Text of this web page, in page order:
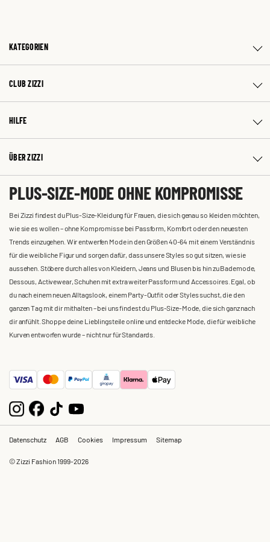
KATEGORIEN
CLUB ZIZZI
HILFE
ÜBER ZIZZI
PLUS-SIZE-MODE OHNE KOMPROMISSE
Bei Zizzi findest du Plus-Size-Kleidung für Frauen, die sich genau so kleiden möchten,
wie sie es wollen – ohne Kompromisse bei Passform, Komfort oder den neuesten
Trends einzugehen. Wir entwerfen Mode in den Größen 40-64 mit einem Verständnis
für die weibliche Figur und sorgen dafür, dass unsere Styles so gut sitzen, wie sie
aussehen. Stöbere durch alles von Kleidern, Jeans und Blusen bis hin zu Bademode,
Dessous, Activewear, Schuhen mit extra weiter Passform und Accessoires. Egal, ob
du nach einem neuen Alltagslook, einem Party-Outfit oder Styles suchst, die den
ganzen Tag mit dir mithalten – bei uns findest du Plus-Size-Mode, die sich ganz nach
dir anfühlt. Shoppe deine Lieblingsteile online und entdecke Mode, die für weibliche
Kurven entworfen wurde – nicht nur für Standards.
Datenschutz AGB Cookies Impressum Sitemap
© Zizzi Fashion 1999-2026